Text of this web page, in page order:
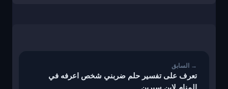
تعرف على تفسير حلم ضربني شخص اعرفه في